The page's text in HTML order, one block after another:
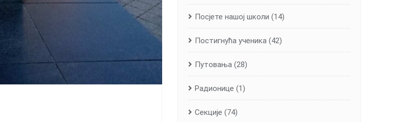
Посјете нашој школи (14)
Постигнућа ученика (42)
Путовања (28)
Радионице (1)
Секције (74)